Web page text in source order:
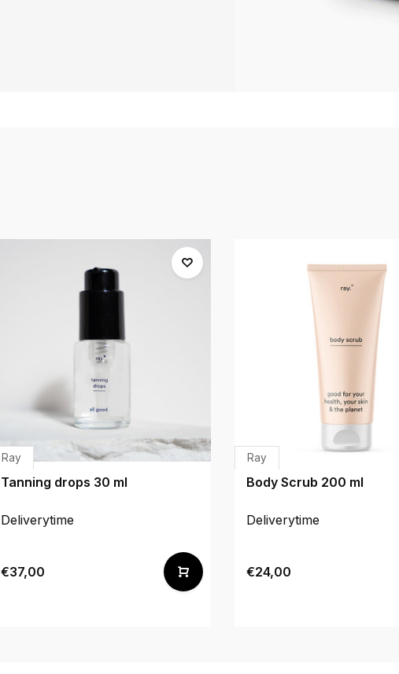
Ray
Tanning drops 30 ml
Deliverytime
€37,00
Ray
Body Scrub 200 ml
Deliverytime
€24,00